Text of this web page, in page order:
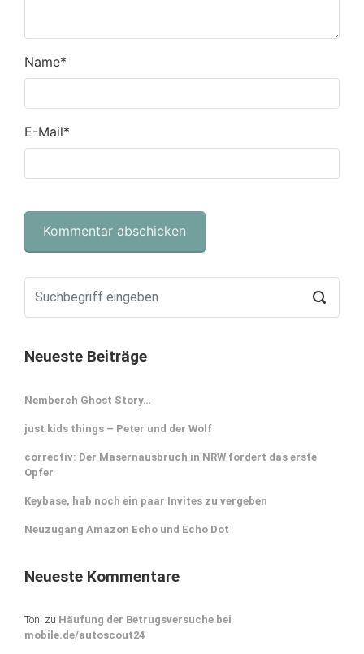
Name*
E-Mail*
Neueste Beiträge
Nemberch Ghost Story…
just kids things – Peter und der Wolf
correctiv: Der Masernausbruch in NRW fordert das erste
Opfer
Keybase, hab noch ein paar Invites zu vergeben
Neuzugang Amazon Echo und Echo Dot
Neueste Kommentare
Toni zu Häufung der Betrugsversuche bei
mobile.de/autoscout24